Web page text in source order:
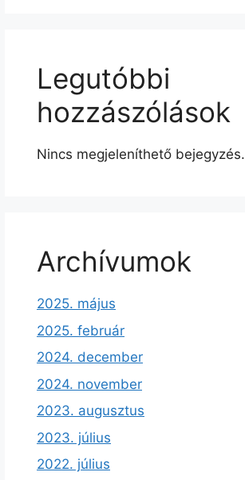
Legutóbbi
hozzászólások
Nincs megjeleníthető bejegyzés.
Archívumok
2025. május
2025. február
2024. december
2024. november
2023. augusztus
2023. július
2022. július